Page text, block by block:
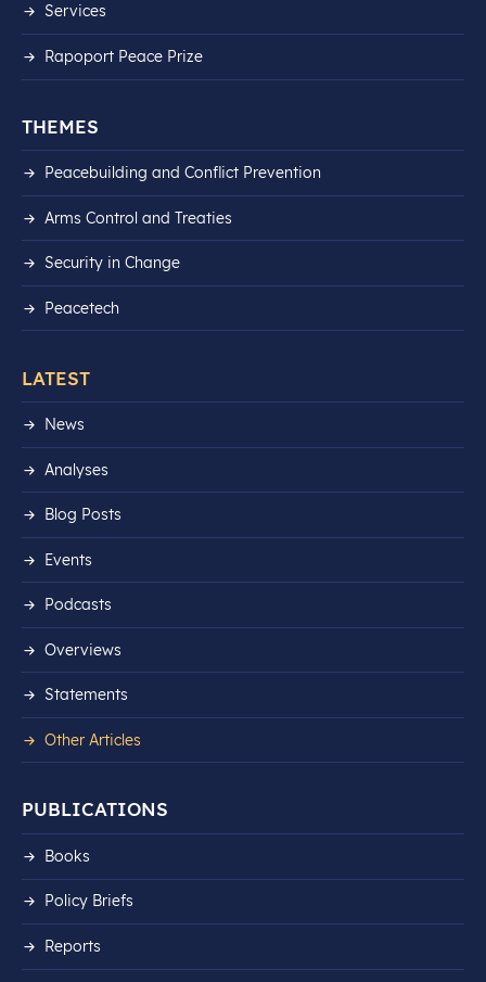
Services
Rapoport Peace Prize
THEMES
Peacebuilding and Conflict Prevention
Arms Control and Treaties
Security in Change
Peacetech
LATEST
News
Analyses
Blog Posts
Events
Podcasts
Overviews
Statements
Other Articles
PUBLICATIONS
Books
Policy Briefs
Reports